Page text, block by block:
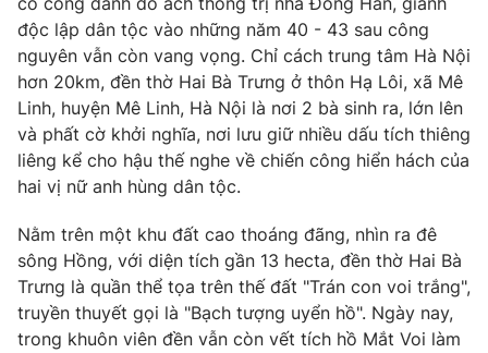
Tư vấn
Chuyên mục khác
Emagazine Podcast
Photo Infographic
Video Shorts video
VTV Money VTV Thể thao
độc lập dân tộc vào những năm 40 - 43 sau công
nguyên vẫn còn vang vọng. Chỉ cách trung tâm Hà Nội
hơn 20km, đền thờ Hai Bà Trưng ở thôn Hạ Lôi, xã Mê
Linh, huyện Mê Linh, Hà Nội là nơi 2 bà sinh ra, lớn lên
và phất cờ khởi nghĩa, nơi lưu giữ nhiều dấu tích thiêng
liêng kể cho hậu thế nghe về chiến công hiển hách của
hai vị nữ anh hùng dân tộc.
Nằm trên một khu đất cao thoáng đãng, nhìn ra đê
sông Hồng, với diện tích gần 13 hecta, đền thờ Hai Bà
Trưng là quần thể tọa trên thế đất "Trán con voi trắng",
truyền thuyết gọi là "Bạch tượng uyển hồ". Ngày nay,
trong khuôn viên đền vẫn còn vết tích hồ Mắt Voi làm